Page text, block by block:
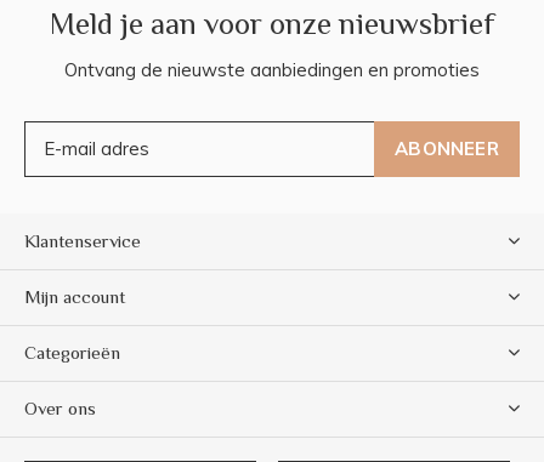
Meld je aan voor onze nieuwsbrief
Ontvang de nieuwste aanbiedingen en promoties
ABONNEER
Klantenservice
Mijn account
Categorieën
Over ons